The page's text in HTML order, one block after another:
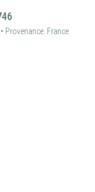
Provenance: France